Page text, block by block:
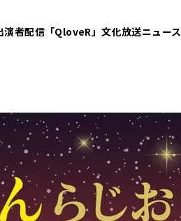
演者配信「QloveR」文化放送ニュース